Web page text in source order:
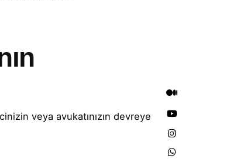
veya avukatınızın devreye